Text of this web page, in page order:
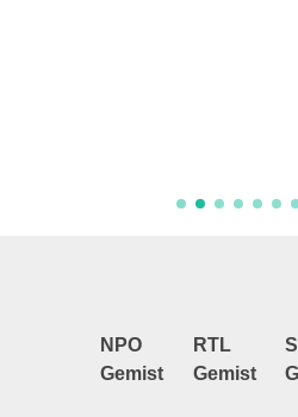
NPO
Gemist
RTL
Gemist